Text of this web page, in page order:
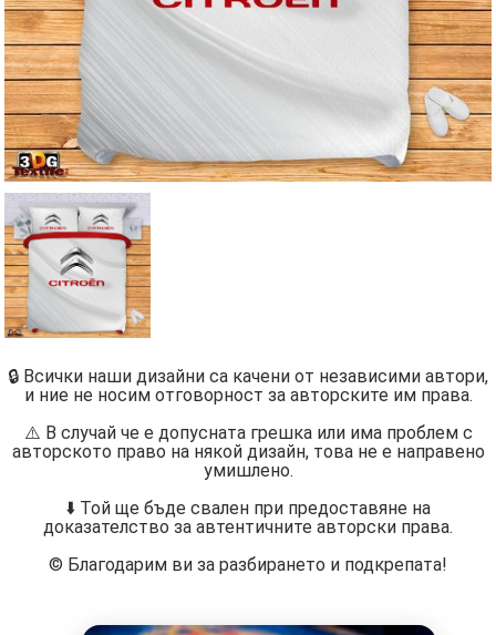
🔒 Всички наши дизайни са качени от независими автори,
и ние не носим отговорност за авторските им права.
⚠️ В случай че е допусната грешка или има проблем с
авторското право на някой дизайн, това не е направено
умишлено.
⬇️ Той ще бъде свален при предоставяне на
доказателство за автентичните авторски права.
©️ Благодарим ви за разбирането и подкрепата!